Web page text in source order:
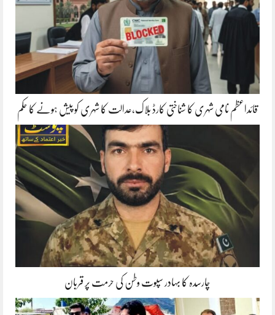
قائداعظم نامی شہری کا شناختی کارڈ بلاک،عدالت کا شہری کو پیش ہونے کا حکم
چارسدہ کا بہادر سپوت وطن کی حرمت پر قربان